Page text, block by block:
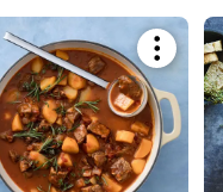
recipe
or
add
it
to
your